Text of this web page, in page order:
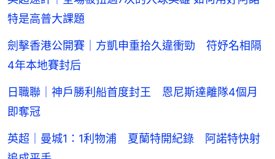
特是高普大課題
劍擊香港公開賽｜方凱申重拾久違衝勁 符妤名相隔
4年本地賽封后
日職聯｜神戶勝利船首度封王 恩尼斯達離隊4個月
即奪冠
英超｜曼城1：1利物浦 夏蘭特開紀錄 阿諾特快射